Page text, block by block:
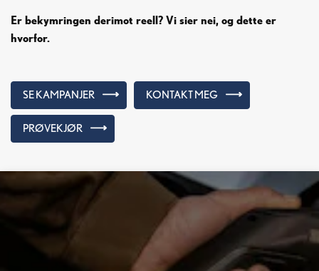
Er bekymringen derimot reell? Vi sier nei, og dette er
hvorfor.
SE KAMPANJER KONTAKT MEG
PRØVEKJØR